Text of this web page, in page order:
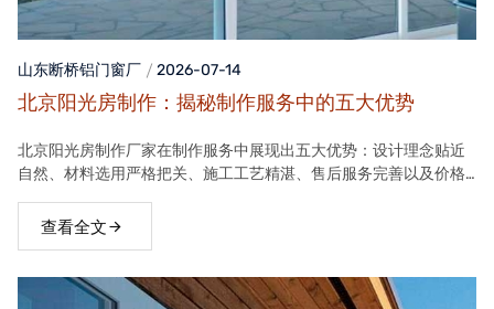
山东断桥铝门窗厂 2026-07-14
北京阳光房制作：揭秘制作服务中的五大优势
北京阳光房制作厂家在制作服务中展现出五大优势：设计理念贴近
自然、材料选用严格把关、施工工艺精湛、售后服务完善以及价格
查看全文